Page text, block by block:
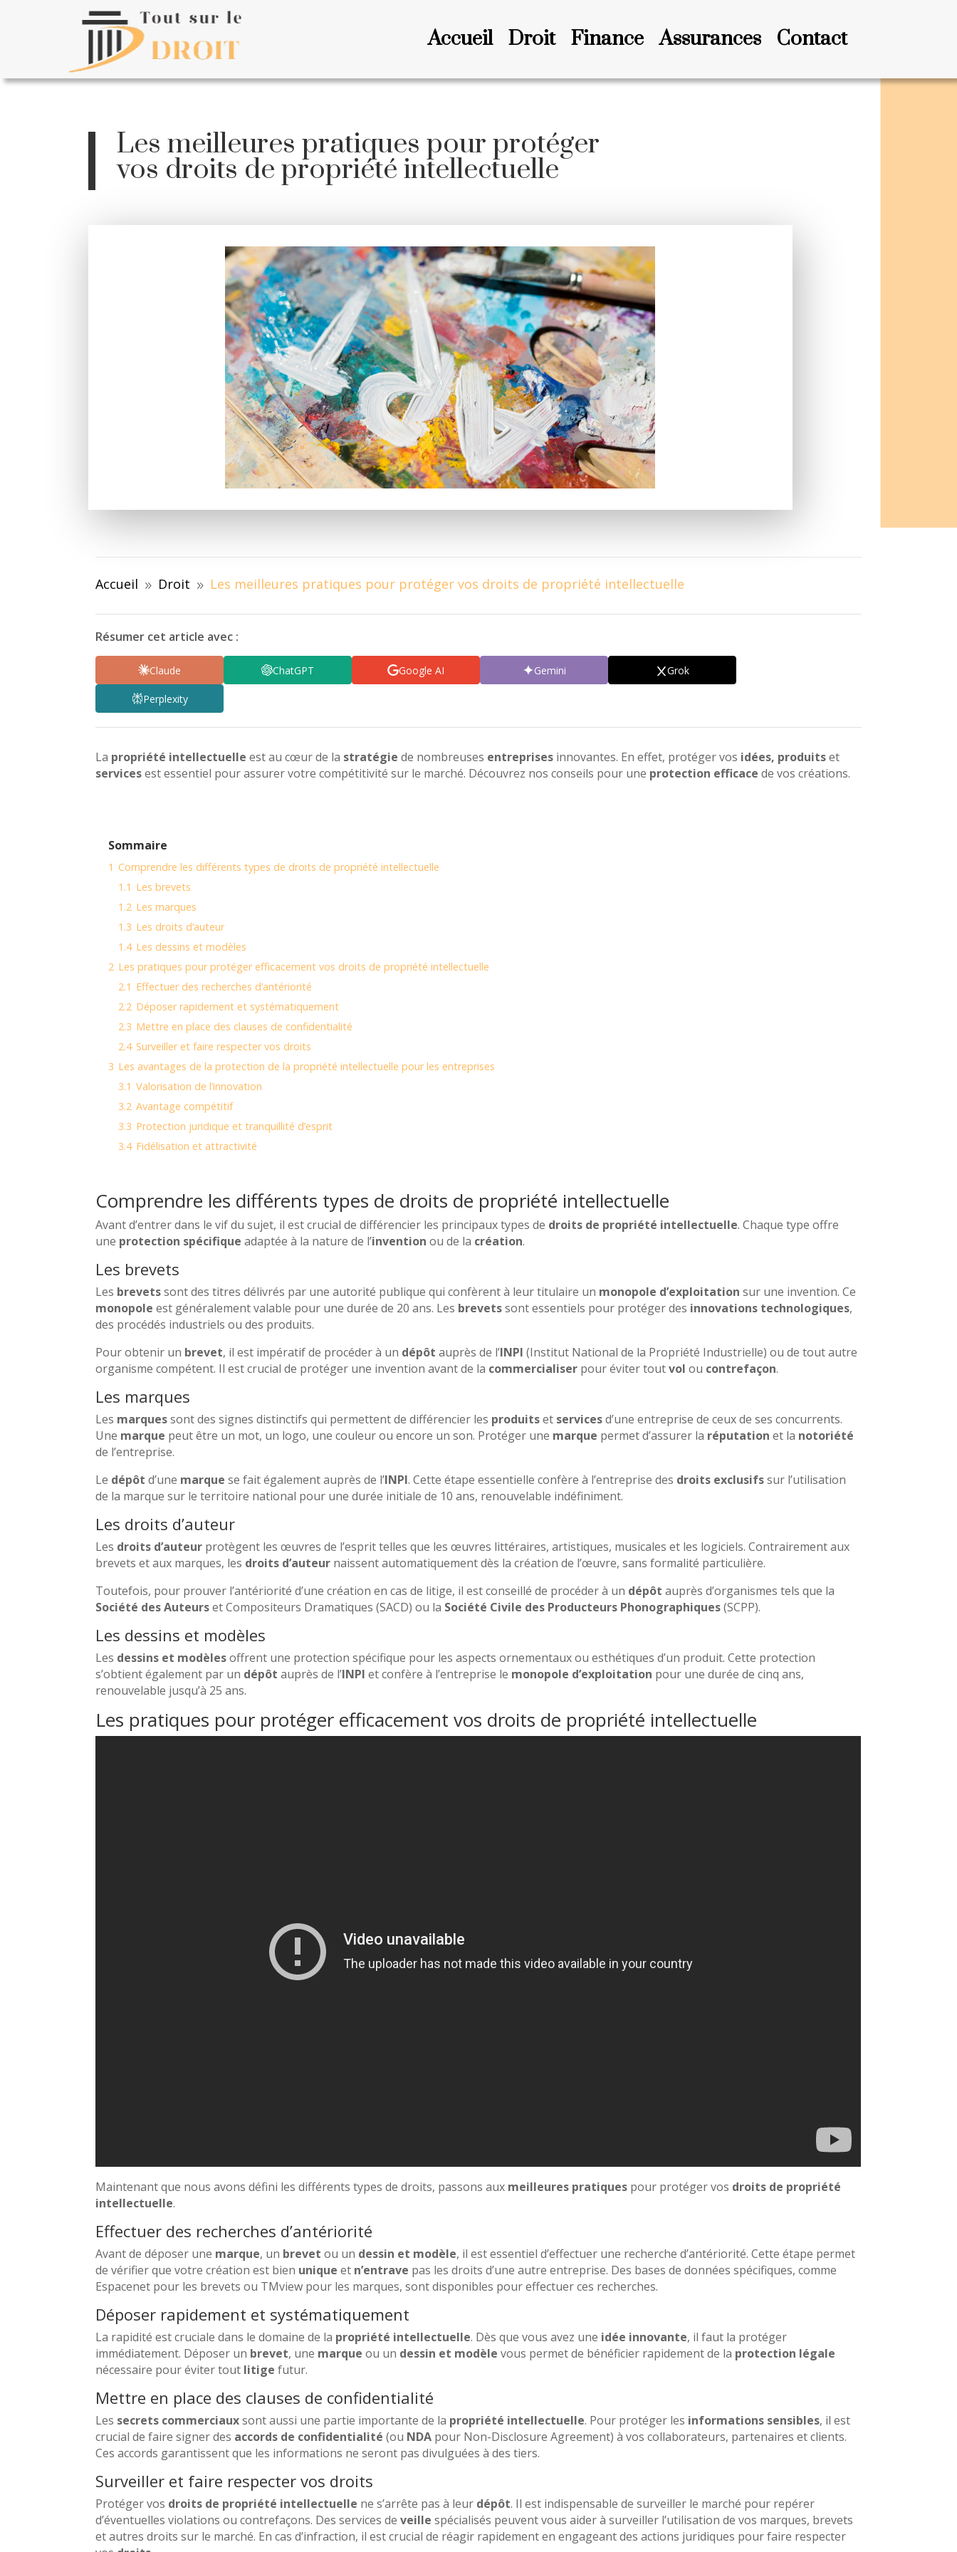
Accueil Droit Finance Assurances Contact
Les meilleures pratiques pour protéger
vos droits de propriété intellectuelle
Accueil 9 Droit 9 Les meilleures pratiques pour protéger vos droits de propriété intellectuelle
Résumer cet article avec :
Claude ChatGPT Google AI Gemini Grok
Perplexity
La propriété intellectuelle est au cœur de la stratégie de nombreuses entreprises innovantes. En effet, protéger vos idées, produitset
servicesest essentiel pour assurer votre compétitivité sur le marché. Découvrez nos conseils pour une protection efficace de vos créations.
Sommaire
1 Comprendre les différents types de droits de propriété intellectuelle
1.1 Les brevets
1.2 Les marques
1.3 Les droits d’auteur
1.4 Les dessins et modèles
2 Les pratiques pour protéger efficacement vos droits de propriété intellectuelle
2.1 Effectuer des recherches d’antériorité
2.2 Déposer rapidement et systématiquement
2.3 Mettre en place des clauses de confidentialité
2.4 Surveiller et faire respecter vos droits
3 Les avantages de la protection de la propriété intellectuelle pour les entreprises
3.1 Valorisation de l’innovation
3.2 Avantage compétitif
3.3 Protection juridique et tranquillité d’esprit
3.4 Fidélisation et attractivité
Comprendre les différents types de droits de propriété intellectuelle
Avant d’entrer dans le vif du sujet, il est crucial de différencier les principaux types de droits de propriété intellectuelle. Chaque type offre
une protection spécifique adaptée à la nature de l’invention ou de la création.
Les brevets
Les brevetssont des titres délivrés par une autorité publique qui confèrent à leur titulaire un monopole d’exploitation sur une invention. Ce
monopole est généralement valable pour une durée de 20 ans. Les brevetssont essentiels pour protéger des innovations technologiques,
des procédés industriels ou des produits.
Pour obtenir un brevet, il est impératif de procéder à un dépôt auprès de l’INPI (Institut National de la Propriété Industrielle) ou de tout autre
organisme compétent. Il est crucial de protéger une invention avant de la commercialiser pour éviter toutvol ou contrefaçon.
Les marques
Les marquessont des signes distinctifs qui permettent de différencier les produitset servicesd’une entreprise de ceux de ses concurrents.
Une marque peut être un mot, un logo, une couleur ou encore un son. Protéger une marque permet d’assurer la réputation et la notoriété
de l’entreprise.
Le dépôt d’une marque se fait également auprès de l’INPI. Cette étape essentielle confère à l’entreprise des droits exclusifssur l’utilisation
de la marque sur le territoire national pour une durée initiale de 10 ans, renouvelable indéfiniment.
Les droits d’auteur
Les droits d’auteur protègent les œuvres de l’esprit telles que les œuvres littéraires, artistiques, musicales et les logiciels. Contrairement aux
brevets et aux marques, les droits d’auteur naissent automatiquement dès la création de l’œuvre, sans formalité particulière.
Toutefois, pour prouver l’antériorité d’une création en cas de litige, il est conseillé de procéder à un dépôt auprès d’organismes tels que la
Société des Auteurset Compositeurs Dramatiques (SACD) ou la Société Civile des Producteurs Phonographiques(SCPP).
Les dessins et modèles
Les dessins et modèlesoffrent une protection spécifique pour les aspects ornementaux ou esthétiques d’un produit. Cette protection
s’obtient également par un dépôt auprès de l’INPI et confère à l’entreprise le monopole d’exploitation pour une durée de cinq ans,
renouvelable jusqu’à 25 ans.
Les pratiques pour protéger efficacement vos droits de propriété intellectuelle
Maintenant que nous avons défini les différents types de droits, passons aux meilleures pratiques pour protéger vos droits de propriété
intellectuelle.
Effectuer des recherches d’antériorité
Avant de déposer une marque, un brevet ou un dessin et modèle, il est essentiel d’effectuer une recherche d’antériorité. Cette étape permet
de vérifier que votre création est bien unique et n’entrave pas les droits d’une autre entreprise. Des bases de données spécifiques, comme
Espacenet pour les brevets ou TMview pour les marques, sont disponibles pour effectuer ces recherches.
Déposer rapidement et systématiquement
La rapidité est cruciale dans le domaine de la propriété intellectuelle. Dès que vous avez une idée innovante, il faut la protéger
immédiatement. Déposer un brevet, une marque ou un dessin et modèle vous permet de bénéficier rapidement de la protection légale
nécessaire pour éviter tout litige futur.
Mettre en place des clauses de confidentialité
Les secrets commerciauxsont aussi une partie importante de la propriété intellectuelle. Pour protéger les informations sensibles, il est
crucial de faire signer des accords de confidentialité (ou NDA pour Non-Disclosure Agreement) à vos collaborateurs, partenaires et clients.
Ces accords garantissent que les informations ne seront pas divulguées à des tiers.
Surveiller et faire respecter vos droits
Protéger vos droits de propriété intellectuelle ne s’arrête pas à leur dépôt. Il est indispensable de surveiller le marché pour repérer
d’éventuelles violations ou contrefaçons. Des services deveille spécialisés peuvent vous aider à surveiller l’utilisation de vos marques, brevets
et autres droits sur le marché. En cas d’infraction, il est crucial de réagir rapidement en engageant des actions juridiques pour faire respecter